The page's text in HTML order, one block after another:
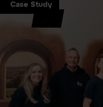
Case Study